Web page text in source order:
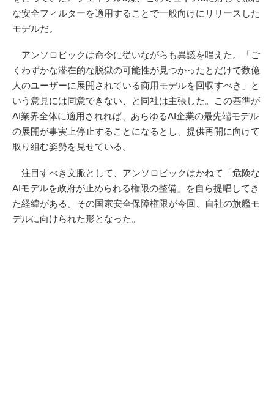
な安全フィルターを適用することで一般向けにリリースした
モデルだ。
アンソロピックは命令に従いながらも異議を唱えた。「ご
くわずかな潜在的な脱獄の可能性が見つかったとだけで数億
人のユーザーに展開されている商用モデルを回収すべき」と
いう意見には同意できない、と同社は主張した。この基準が
AI業界全体に適用されれば、あらゆるAI企業の最先端モデル
の展開が事実上停止することになるとし、提供再開に向けて
取り組む姿勢を見せている。
注目すべき文脈として、アンソロピックはかねて「危険な
AIモデルを政府が止められる権限の整備」を自ら提唱してき
た経緯がある。その国家安全保障権限が今回、自社の旗艦モ
デルに向けられた形となった。